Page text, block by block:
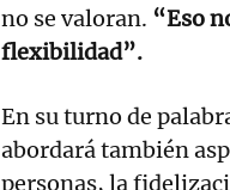
no se valoran. “Eso
flexibilidad”.
En su turno de
abordará también
personas, la